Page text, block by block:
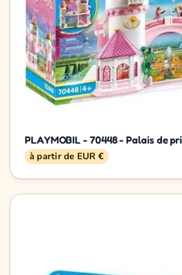
PLAYMOBIL - 70448 - Palais de
à partir de EUR €